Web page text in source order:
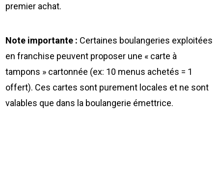
premier achat.
Note importante : Certaines boulangeries exploitées
en franchise peuvent proposer une « carte à
tampons » cartonnée (ex: 10 menus achetés = 1
offert). Ces cartes sont purement locales et ne sont
valables que dans la boulangerie émettrice.